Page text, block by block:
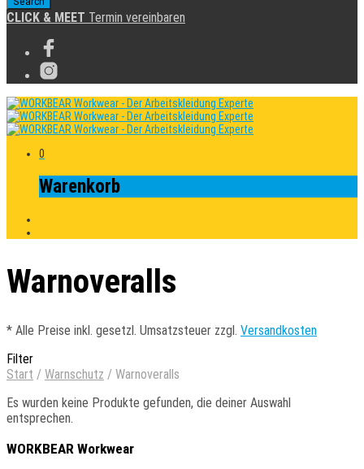
CLICK & MEET Termin vereinbaren
0
Warenkorb
Warnoveralls
* Alle Preise inkl. gesetzl. Umsatzsteuer zzgl. Versandkosten
Filter
Start / Warnschutz / Warnoveralls
Es wurden keine Produkte gefunden, die deiner Auswahl
entsprechen.
WORKBEAR Workwear